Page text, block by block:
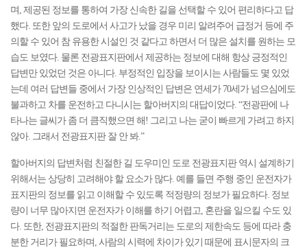
며, 제공된 정보를 통하여 가장 신속한 길을 선택할 수 있어 편리하다고 답
했다. 또한 앞의 도로에서 사고가 났을 경우 미리 알려주어 급정거 등에 주
의할 수 있어 참 유용한 시설인 것 같다고 하면서 더 많은 설치를 원하는 모
습도 보였다. 물론 전광표지판에서 제공하는 정보에 대해 항상 긍정적인
답변만 있었던 것은 아니다. 부정적인 입장을 보이시는 사람들도 몇 있었
는데 여러 답변들 중에서 가장 인상적인 답변은 연세가 70세가 넘으심에도
불과하고 차를 운전하고 다니시는 할아버지의 대답이었다. “전광판에 나
타나는 글씨가 좀 더 큼직했으면 해! 그리고 나는 굳이 빠르게 가려고 하지
않아. 그래서 전광표지판 잘 안 봐.”
할아버지의 답변처럼 친절한 길 도우미인 도로 전광표지판 역시 설계하기
위해서는 상당히 고려해야 할 요소가 많다. 예를 들면 주행 중인 운전자가
표지판의 정보를 읽고 이해할 수 있도록 적정량의 정보가 필요하다. 정보
량이 너무 많아지면 운전자가 이해를 하기 어렵고, 혼란을 일으킬 수도 있
다. 또한, 전광표지판의 적절한 판독거리는 도로의 제한속도 등에 따라 충
분한 거리가 필요하며, 사람의 시력에 차이가 있기 때문에 표시문자의 크